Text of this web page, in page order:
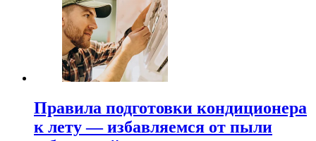
Правила подготовки кондиционера
к лету — избавляемся от пыли